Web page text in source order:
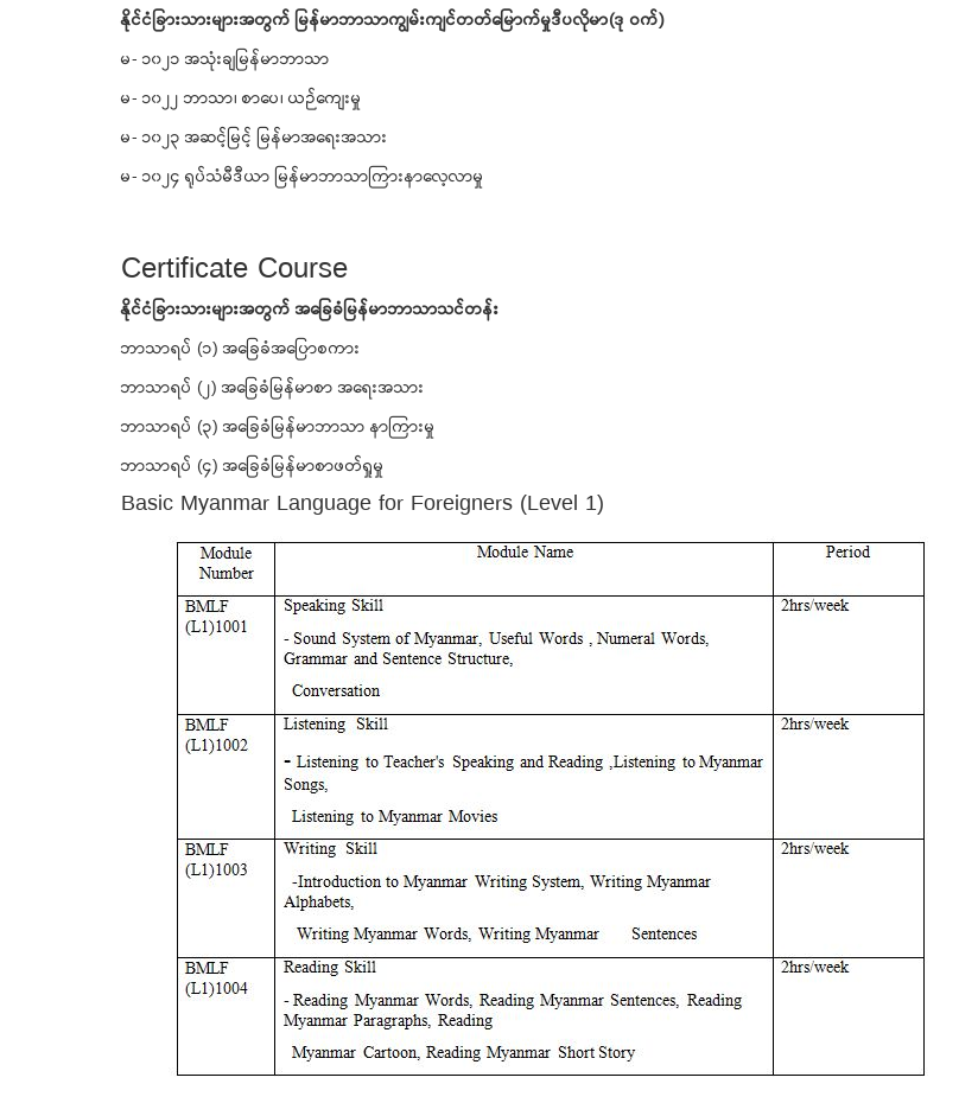
နိုင်ငံခြားသားများအတွက် မြန်မာဘာသာကျွမ်းကျင်တတ်မြောက်မှုဒီပလိုမာ(ဒု ဝက်)
မ- ၁၀၂၁ အသုံးချမြန်မာဘာသာ
မ- ၁၀၂၂ ဘာသာ၊ စာပေ၊ ယဉ်ကျေးမှု
မ- ၁၀၂၃ အဆင့်မြင့် မြန်မာအရေးအသား
မ- ၁၀၂၄ ရုပ်သံမီဒီယာ မြန်မာဘာသာကြားနာလေ့လာမှု
Certificate Course
နိုင်ငံခြားသားများအတွက် အခြေခံမြန်မာဘာသာသင်တန်း
ဘာသာရပ် (၁) အခြေခံအပြောစကား
ဘာသာရပ် (၂) အခြေခံမြန်မာစာ အရေးအသား
ဘာသာရပ် (၃) အခြေခံမြန်မာဘာသာ နာကြားမှု
ဘာသာရပ် (၄) အခြေခံမြန်မာစာဖတ်ရှုမှု
Basic Myanmar Language for Foreigners (Level 1)